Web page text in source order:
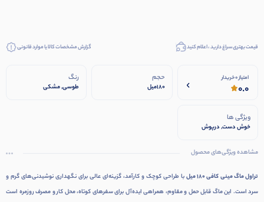
قیمت بهتری سراغ دارید ، اعلام کنید گزارش مشخصات کالا یا موارد قانونی
امتیاز 0 خریدار
0.0
حجم
180میل
رنگ
طوسی, مشکی
ویژگی ها
خوش دست, درپوش
مشاهده ویژگی‌های محصول
تراول ماگ مینی کافی 180 میل
با طراحی کوچک و کارآمد، گزینه‌ای عالی برای نگهداری نوشیدنی‌های گرم و
سرد است. این ماگ قابل حمل و مقاوم، همراهی ایده‌آل برای سفرهای کوتاه، محل کار و مصرف روزمره است